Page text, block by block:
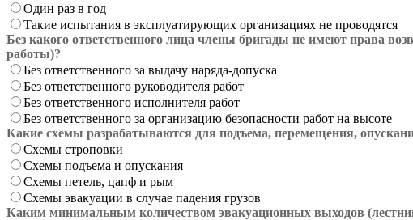
Один раз в год
Такие испытания в эксплуатирующих организациях не проводятся
Без какого ответственного лица члены бригады не имеют права
работы)?
Без ответственного за выдачу наряда-допуска
Без ответственного руководителя работ
Без ответственного исполнителя работ
Без ответственного за организацию безопасности работ на высоте
Какие схемы разрабатываются для подъема, перемещения,
Схемы строповки
Схемы подъема и опускания
Схемы петель, цапф и рым
Схемы эвакуации в случае падения грузов
Каким минимальным количеством эвакуационных выходов